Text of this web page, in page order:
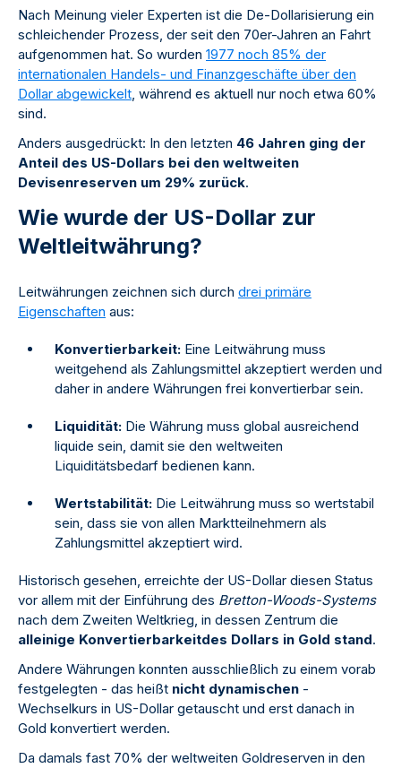
Nach Meinung vieler Experten ist die De-Dollarisierung ein
schleichender Prozess, der seit den 70er-Jahren an Fahrt
aufgenommen hat. So wurden 1977 noch 85% der
internationalen Handels- und Finanzgeschäfte über den
Dollar abgewickelt, während es aktuell nur noch etwa 60%
sind.
Anders ausgedrückt: In den letzten 46 Jahren ging der
Anteil des US-Dollars bei den weltweiten
Devisenreserven um 29% zurück.
Wie wurde der US-Dollar zur
Weltleitwährung?
Leitwährungen zeichnen sich durch drei primäre
Eigenschaften aus:
Konvertierbarkeit: Eine Leitwährung muss
weitgehend als Zahlungsmittel akzeptiert werden und
daher in andere Währungen frei konvertierbar sein.
Liquidität: Die Währung muss global ausreichend
liquide sein, damit sie den weltweiten
Liquiditätsbedarf bedienen kann.
Wertstabilität: Die Leitwährung muss so wertstabil
sein, dass sie von allen Marktteilnehmern als
Zahlungsmittel akzeptiert wird.
Historisch gesehen, erreichte der US-Dollar diesen Status
vor allem mit der Einführung des Bretton-Woods-Systems
nach dem Zweiten Weltkrieg, in dessen Zentrum die
alleinige Konvertierbarkeitdes Dollars in Gold stand.
Andere Währungen konnten ausschließlich zu einem vorab
festgelegten - das heißt nicht dynamischen -
Wechselkurs in US-Dollar getauscht und erst danach in
Gold konvertiert werden.
Da damals fast 70% der weltweiten Goldreserven in den